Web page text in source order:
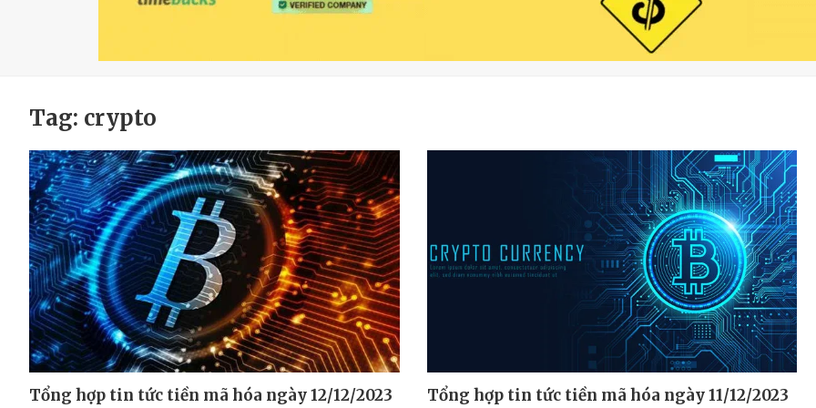
Tag: crypto
Tổng hợp tin tức tiền mã hóa ngày 12/12/2023 Tổng hợp tin tức tiền mã hóa ngày 11/12/2023